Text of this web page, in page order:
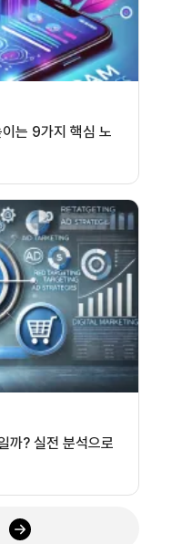
는 9가지 핵심 노
까? 실전 분석으로